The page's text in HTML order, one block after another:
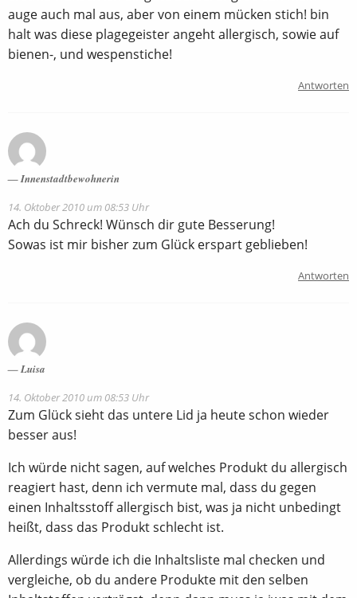
auge auch mal aus, aber von einem mücken stich! bin
halt was diese plagegeister angeht allergisch, sowie auf
bienen-, und wespenstiche!
Antworten
Innenstadtbewohnerin
14. Oktober 2010 um 08:53 Uhr
Ach du Schreck! Wünsch dir gute Besserung!
Sowas ist mir bisher zum Glück erspart geblieben!
Antworten
Luisa
14. Oktober 2010 um 08:53 Uhr
Zum Glück sieht das untere Lid ja heute schon wieder
besser aus!
Ich würde nicht sagen, auf welches Produkt du allergisch
reagiert hast, denn ich vermute mal, dass du gegen
einen Inhaltsstoff allergisch bist, was ja nicht unbedingt
heißt, dass das Produkt schlecht ist.
Allerdings würde ich die Inhaltsliste mal checken und
vergleiche, ob du andere Produkte mit den selben